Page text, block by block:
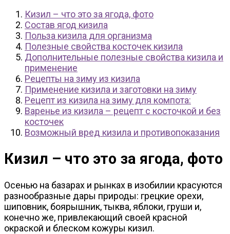
Кизил – что это за ягода, фото
Состав ягод кизила
Польза кизила для организма
Полезные свойства косточек кизила
Дополнительные полезные свойства кизила и
применение
Рецепты на зиму из кизила
Применение кизила и заготовки на зиму
Рецепт из кизила на зиму для компота:
Варенье из кизила – рецепт с косточкой и без
косточек
Возможный вред кизила и противопоказания
Кизил – что это за ягода, фото
Осенью на базарах и рынках в изобилии красуются
разнообразные дары природы: грецкие орехи,
шиповник, боярышник, тыква, яблоки, груши и,
конечно же, привлекающий своей красной
окраской и блеском кожуры кизил.